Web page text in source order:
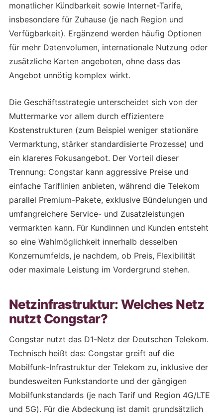
monatlicher Kündbarkeit sowie Internet-Tarife,
insbesondere für Zuhause (je nach Region und
Verfügbarkeit). Ergänzend werden häufig Optionen
für mehr Datenvolumen, internationale Nutzung oder
zusätzliche Karten angeboten, ohne dass das
Angebot unnötig komplex wirkt.
Die Geschäftsstrategie unterscheidet sich von der
Muttermarke vor allem durch effizientere
Kostenstrukturen (zum Beispiel weniger stationäre
Vermarktung, stärker standardisierte Prozesse) und
ein klareres Fokusangebot. Der Vorteil dieser
Trennung: Congstar kann aggressive Preise und
einfache Tariflinien anbieten, während die Telekom
parallel Premium-Pakete, exklusive Bündelungen und
umfangreichere Service- und Zusatzleistungen
vermarkten kann. Für Kundinnen und Kunden entsteht
so eine Wahlmöglichkeit innerhalb desselben
Konzernumfelds, je nachdem, ob Preis, Flexibilität
oder maximale Leistung im Vordergrund stehen.
Netzinfrastruktur: Welches Netz
nutzt Congstar?
Congstar nutzt das D1-Netz der Deutschen Telekom.
Technisch heißt das: Congstar greift auf die
Mobilfunk-Infrastruktur der Telekom zu, inklusive der
bundesweiten Funkstandorte und der gängigen
Mobilfunkstandards (je nach Tarif und Region 4G/LTE
und 5G). Für die Abdeckung ist damit grundsätzlich